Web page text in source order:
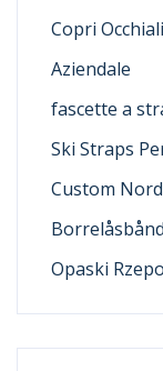
Copri
Aziendale
fascette a
Ski Straps
Custom
Opaski